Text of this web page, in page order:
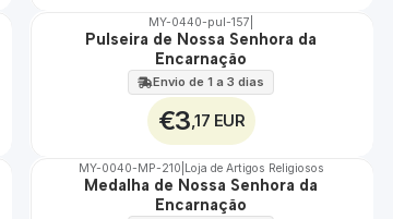
MY-0440-pul-157
Pulseira de Nossa Senhora da
Encarnação
Envio de 1 a 3 dias
€3 ,17 EUR
MY-0040-MP-210 Loja de Artigos Religiosos
Medalha de Nossa Senhora da
Encarnação